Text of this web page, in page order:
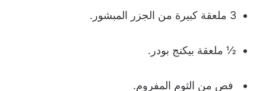
3 ملعقة كبيرة من الجزر المبشور.
½ ملعقة بيكنج بودر.
فص من الثوم المفروم.